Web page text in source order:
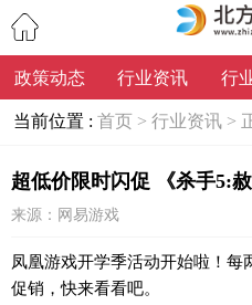
政策动态 行业资讯 行
当前位置 : 首页 > 行业资讯 >
超低价限时闪促 《杀手5:
来源：网易游戏
凤凰游戏开学季活动开始啦！每
促销，快来看看吧。